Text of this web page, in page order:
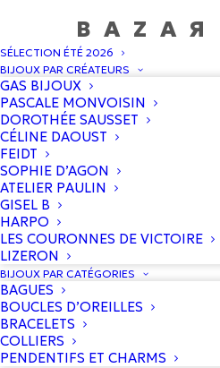
BAZA R
SÉLECTION ÉTÉ 2026
BIJOUX PAR CRÉATEURS
GAS BIJOUX
PASCALE MONVOISIN
DOROTHÉE SAUSSET
CÉLINE DAOUST
FEIDT
SOPHIE D’AGON
ATELIER PAULIN
GISEL B
HARPO
LES COURONNES DE VICTOIRE
LIZERON
BIJOUX PAR CATÉGORIES
BAGUES
BOUCLES D’OREILLES
BRACELETS
COLLIERS
PENDENTIFS ET CHARMS
Couronnes
Accueil/Boutique